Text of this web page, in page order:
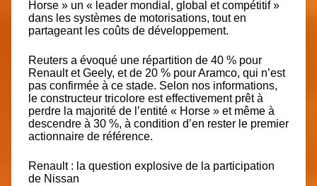
Horse » un « leader mondial, global et compétitif »
dans les systèmes de motorisations, tout en
partageant les coûts de développement.
Reuters a évoqué une répartition de 40 % pour
Renault et Geely, et de 20 % pour Aramco, qui n’est
pas confirmée à ce stade. Selon nos informations,
le constructeur tricolore est effectivement prêt à
perdre la majorité de l’entité « Horse » et même à
descendre à 30 %, à condition d’en rester le premier
actionnaire de référence.
Renault : la question explosive de la participation
de Nissan